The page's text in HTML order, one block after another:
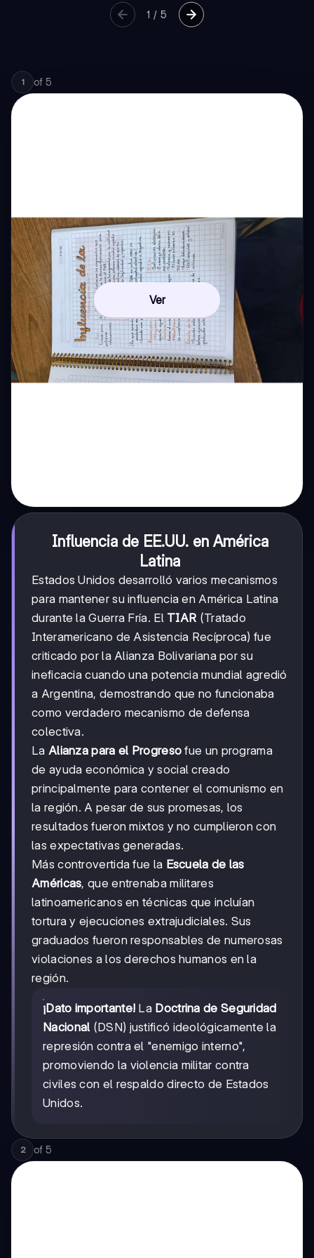
1 /5
1 of 5
Ver
Influencia de EE.UU. en América
Latina
Estados Unidos desarrolló varios mecanismos
para mantener su influencia en América Latina
durante la Guerra Fría. El TIAR (Tratado
Interamericano de Asistencia Recíproca) fue
criticado por la Alianza Bolivariana por su
ineficacia cuando una potencia mundial agredió
a Argentina, demostrando que no funcionaba
como verdadero mecanismo de defensa
colectiva.
La Alianza para el Progreso fue un programa
de ayuda económica y social creado
principalmente para contener el comunismo en
la región. A pesar de sus promesas, los
resultados fueron mixtos y no cumplieron con
las expectativas generadas.
Más controvertida fue la Escuela de las
Américas, que entrenaba militares
latinoamericanos en técnicas que incluían
tortura y ejecuciones extrajudiciales. Sus
graduados fueron responsables de numerosas
violaciones a los derechos humanos en la
región.
¡Dato importante! La Doctrina de Seguridad
Nacional (DSN) justificó ideológicamente la
represión contra el "enemigo interno",
promoviendo la violencia militar contra
civiles con el respaldo directo de Estados
Unidos.
2 of 5